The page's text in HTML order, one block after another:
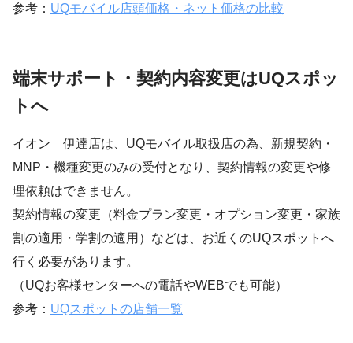
参考： UQモバイル店頭価格・ネット価格の比較
端末サポート・契約内容変更はUQスポッ
トへ
イオン 伊達店は、UQモバイル取扱店の為、新規契約・
MNP・機種変更のみの受付となり、契約情報の変更や修
理依頼はできません。
契約情報の変更（料金プラン変更・オプション変更・家族
割の適用・学割の適用）などは、お近くのUQスポットへ
行く必要があります。
（UQお客様センターへの電話やWEBでも可能）
参考： UQスポットの店舗一覧